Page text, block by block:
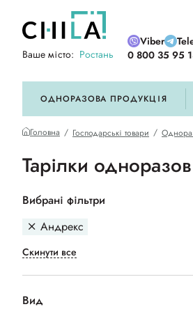
Ваше місто: Ростань
Viber
0 800 35 95
ОДНОРАЗОВА ПРОДУКЦІЯ
Головна Господарські товари
Тарілки
Вибрані фільтри
Андрекс
Скинути все
Вид